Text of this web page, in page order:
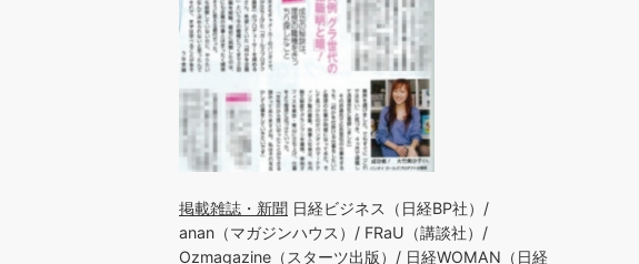
掲載雑誌・新聞 日経ビジネス（日経BP社）/
anan（マガジンハウス）/ FRaU（講談社）/
Ozmagazine（スターツ出版）/ 日経WOMAN（日経